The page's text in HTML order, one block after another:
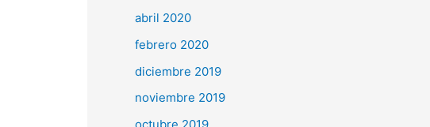
abril 2020
febrero 2020
diciembre 2019
noviembre 2019